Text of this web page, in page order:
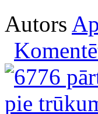
Autors